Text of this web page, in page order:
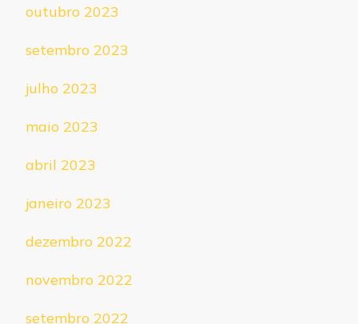
outubro 2023
setembro 2023
julho 2023
maio 2023
abril 2023
janeiro 2023
dezembro 2022
novembro 2022
setembro 2022